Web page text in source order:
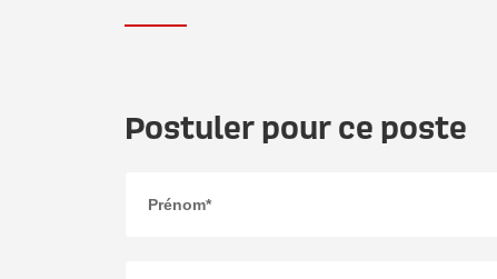
Postuler pour ce poste